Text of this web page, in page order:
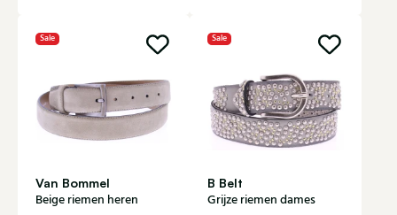
Sale
Van Bommel
Beige riemen heren
Sale
B Belt
Grijze riemen dames